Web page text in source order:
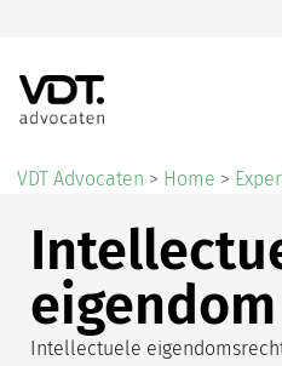
VDT Advocaten > Home >
eigendom
Intellectuele